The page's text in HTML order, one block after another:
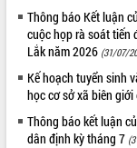
Tất cả: 66043968
Thông báo Kết luận
cuộc họp rà soát tiến
Lắk năm 2026 (31/07/
Kế hoạch tuyển sinh
học cơ sở xã biên
Thông báo kết luận
dân định kỳ tháng 7